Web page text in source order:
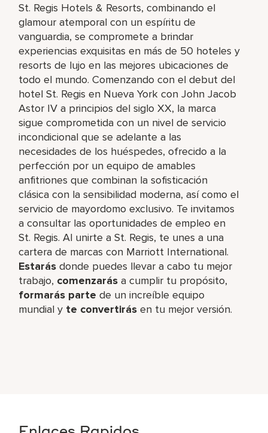
St. Regis Hotels & Resorts, combinando el
glamour atemporal con un espíritu de
vanguardia, se compromete a brindar
experiencias exquisitas en más de 50 hoteles y
resorts de lujo en las mejores ubicaciones de
todo el mundo. Comenzando con el debut del
hotel St. Regis en Nueva York con John Jacob
Astor IV a principios del siglo XX, la marca
sigue comprometida con un nivel de servicio
incondicional que se adelante a las
necesidades de los huéspedes, ofrecido a la
perfección por un equipo de amables
anfitriones que combinan la sofisticación
clásica con la sensibilidad moderna, así como el
servicio de mayordomo exclusivo. Te invitamos
a consultar las oportunidades de empleo en
St. Regis. Al unirte a St. Regis, te unes a una
cartera de marcas con Marriott International.
Estarás donde puedes llevar a cabo tu mejor
trabajo,​ comenzarás a cumplir tu propósito,
formarás parte de un increíble​ equipo
mundial y te convertirás en tu mejor versión.